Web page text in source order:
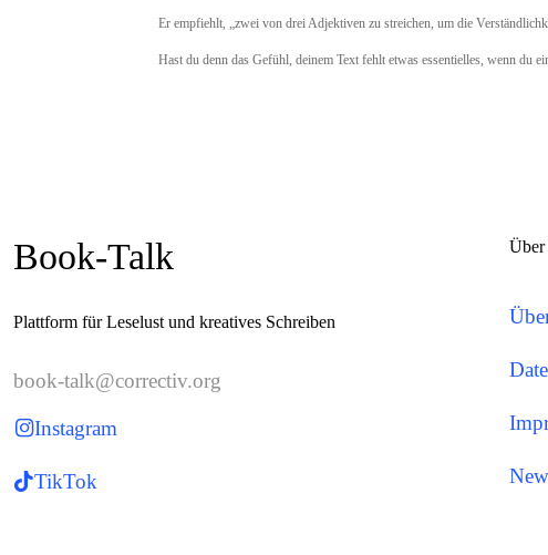
Er empfiehlt, „zwei von drei Adjektiven zu streichen, um die
Hast du denn das Gefühl, deinem Text fehlt etwas essentielles, wenn du
Book-Talk
Plattform für Leselust und kreatives Schreiben
book-talk@correctiv.org
Instagram
TikTok